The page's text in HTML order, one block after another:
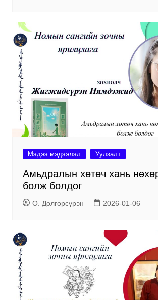
Мэдээ мэдээлэл Уулзалт
Амьдралын хөтөч хань
болж болдог
О. Долгорсүрэн 2026-01-06